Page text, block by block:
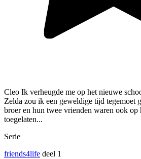
Cleo Ik verheugde me op het nieuwe
Zelda zou ik een geweldige tijd tegemoet
broer en hun twee vrienden waren ook
toegelaten...
Serie
friends4life deel 1